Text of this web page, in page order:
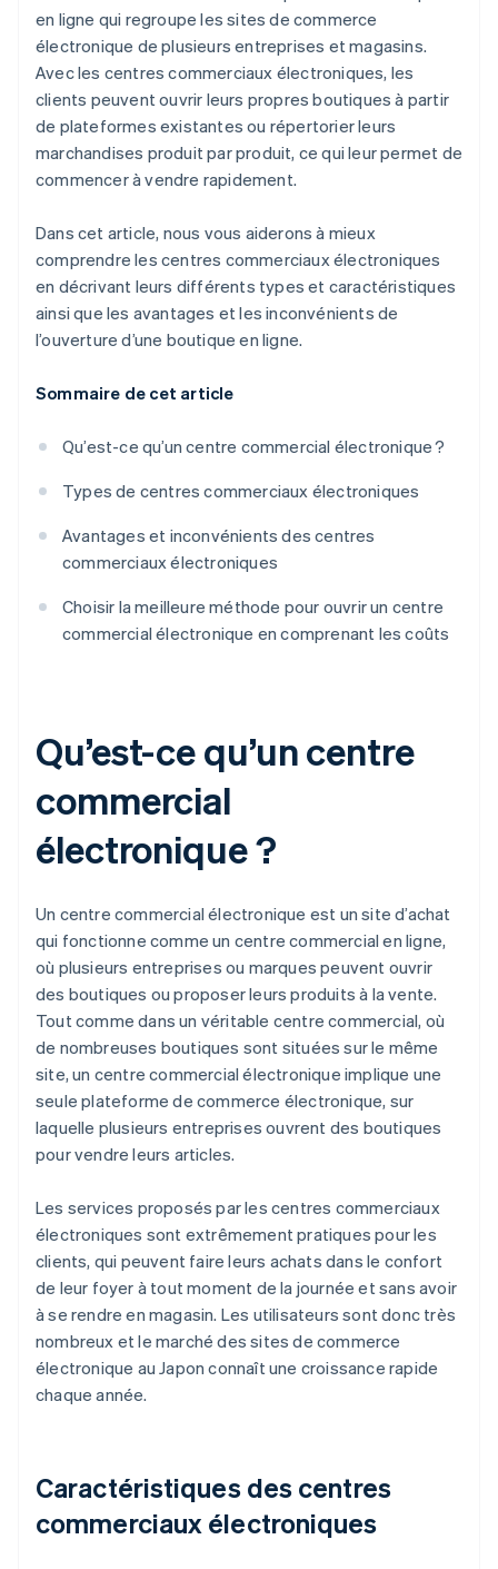
en ligne qui regroupe les sites de commerce
électronique de plusieurs entreprises et magasins.
Avec les centres commerciaux électroniques, les
clients peuvent ouvrir leurs propres boutiques à partir
de plateformes existantes ou répertorier leurs
marchandises produit par produit, ce qui leur permet de
commencer à vendre rapidement.
Dans cet article, nous vous aiderons à mieux
comprendre les centres commerciaux électroniques
en décrivant leurs différents types et caractéristiques
ainsi que les avantages et les inconvénients de
l’ouverture d’une boutique en ligne.
Sommaire de cet article
Qu’est-ce qu’un centre commercial électronique ?
Types de centres commerciaux électroniques
Avantages et inconvénients des centres
commerciaux électroniques
Choisir la meilleure méthode pour ouvrir un centre
commercial électronique en comprenant les coûts
Qu’est-ce qu’un centre
commercial
électronique ?
Un centre commercial électronique est un site d’achat
qui fonctionne comme un centre commercial en ligne,
où plusieurs entreprises ou marques peuvent ouvrir
des boutiques ou proposer leurs produits à la vente.
Tout comme dans un véritable centre commercial, où
de nombreuses boutiques sont situées sur le même
site, un centre commercial électronique implique une
seule plateforme de commerce électronique, sur
laquelle plusieurs entreprises ouvrent des boutiques
pour vendre leurs articles.
Les services proposés par les centres commerciaux
électroniques sont extrêmement pratiques pour les
clients, qui peuvent faire leurs achats dans le confort
de leur foyer à tout moment de la journée et sans avoir
à se rendre en magasin. Les utilisateurs sont donc très
nombreux et le marché des sites de commerce
électronique au Japon connaît une croissance rapide
chaque année.
Caractéristiques des centres
commerciaux électroniques